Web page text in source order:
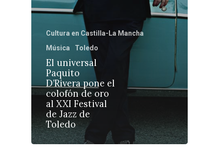
Cultura en Castilla-La Mancha
Música
Toledo
El universal
Paquito
D’Rivera pone el
colofón de oro
al XXI Festival
de Jazz de
Toledo
Talavera
Deportes
Sucesos
Medio Ambiente
Planeta Rural
Especiales
Galerías